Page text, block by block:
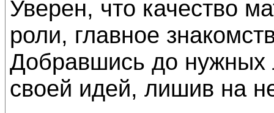
Уверен, что качество
роли, главное
Добравшись до
своей идей, лишив на